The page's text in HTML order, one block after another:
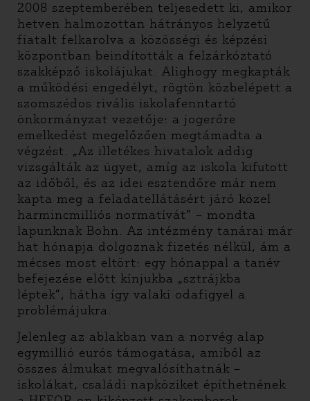
2008 szeptemberében teljesedett ki, amikor
hetven halmozottan hátrányos helyzetű
fiatalt felkarolva a közösségi és képzési
központban beindították a felzárkóztató
szakképző iskolájukat. Alighogy megkapták
a működési engedélyt, rögtön közbelépett a
szomszédos rivális iskolafenntartó
önkormányzat vezetője: a jogerőre
emelkedést megelőzően megtámadta a
végzést. „Az illetékes hivatalok addig
vizsgálták az ügyet, amíg az iskola kifutott
az időből, és az idei esztendőre már nem
kapta meg a feladatellátásért járó közel
harmincmilliós normatívát” – mondta
lapunknak Bohn. Az intézmény tanárai már
hat hónapja dolgoznak fizetés nélkül, ám a
mécses most eltört: egy hónappal a tanév
befejezése előtt kínjukba „sztrájkba
léptek”, hátha így valaki odafigyel a
problémájukra.
Jelenleg az ablakban van a norvég alap
egymillió eurós támogatása, amiből az
összes álmukat megvalósíthatnák –
iskolákat, családi napköziket építhetnének